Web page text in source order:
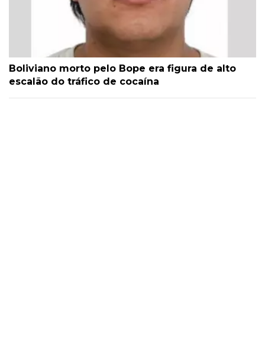
Boliviano morto pelo Bope era figura de alto
escalão do tráfico de cocaína